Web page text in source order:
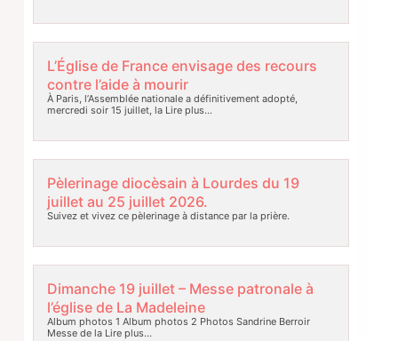
L’Église de France envisage des recours
contre l’aide à mourir
À Paris, l’Assemblée nationale a définitivement adopté,
mercredi soir 15 juillet, laLire plus…
Pèlerinage diocèsain à Lourdes du 19
juillet au 25 juillet 2026.
Suivez et vivez ce pèlerinage à distance par la prière.
Dimanche 19 juillet – Messe patronale à
l’église de La Madeleine
Album photos 1 Album photos 2 Photos Sandrine Berroir
Messe de laLire plus…